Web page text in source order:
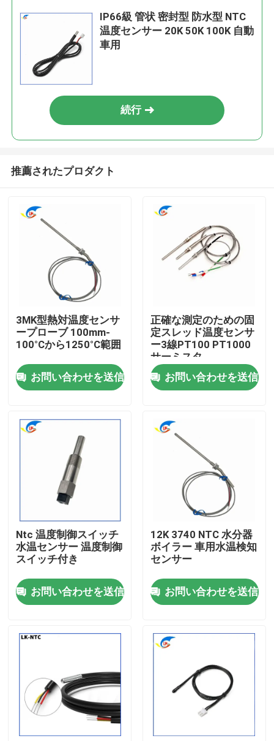
家へ
製品
わたしたち に つい て
工場 ツアー
品質管理
事件
PTCのサーミスター
IP66級 管状 密封型 防水型 NTC
温度センサー 20K 50K 100K 自動
車用
続行
推薦されたプロダクト
3MK型熱対温度センサ
ープローブ 100mm-
100°Cから1250°C範囲
お問い合わせを送信
正確な測定のための固
定スレッド温度センサ
ー3線PT100 PT1000
サーミスタ
お問い合わせを送信
Ntc 温度制御スイッチ
水温センサー 温度制御
スイッチ付き
お問い合わせを送信
12K 3740 NTC 水分器
ボイラー 車用水温検知
センサー
お問い合わせを送信